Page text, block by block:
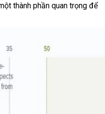
thành phần quan trọng để